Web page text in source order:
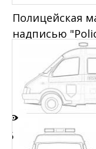
Полицейская
надписью
6